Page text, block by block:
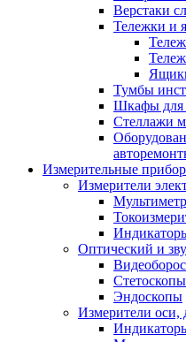
Верстаки
Тележки и
Тумбы
Шкафы для
Стеллажи
Измерительные
Измерители
Оптический и
Стетоскопы
Эндоскопы
Измерители оси,